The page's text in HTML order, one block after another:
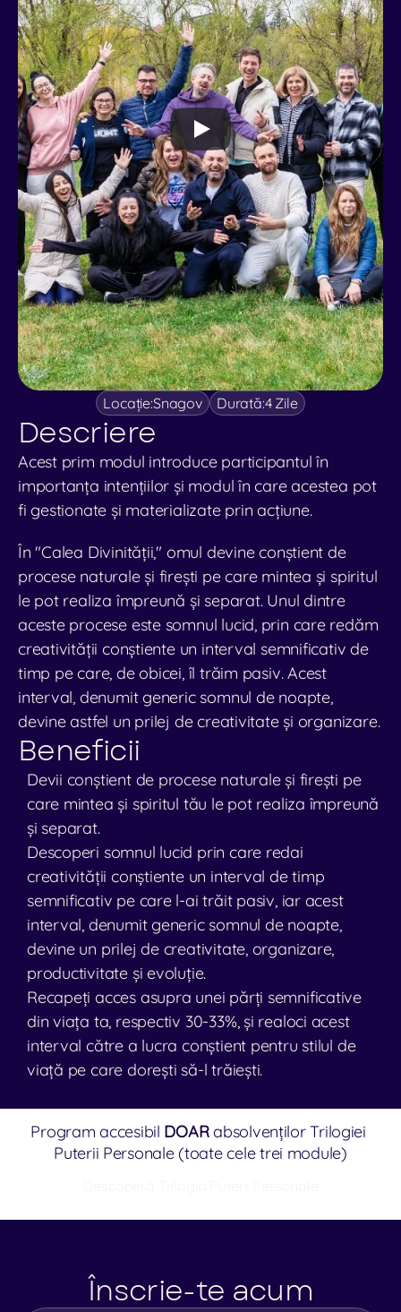
Contact
Shop
Spiritonomics
Spiritonomics
Locație:Snagov Durată:4 Zile
Descriere
Acest prim modul introduce participantul în
importanța intențiilor și modul în care acestea pot
fi gestionate și materializate prin acțiune.
În "Calea Divinității," omul devine conștient de
procese naturale și firești pe care mintea și spiritul
le pot realiza împreună și separat. Unul dintre
aceste procese este somnul lucid, prin care redăm
creativității conștiente un interval semnificativ de
timp pe care, de obicei, îl trăim pasiv. Acest
interval, denumit generic somnul de noapte,
devine astfel un prilej de creativitate și organizare.
Beneficii
Devii conștient de procese naturale și firești pe
care mintea și spiritul tău le pot realiza împreună
și separat.
Descoperi somnul lucid prin care redai
creativității conștiente un interval de timp
semnificativ pe care l-ai trăit pasiv, iar acest
interval, denumit generic somnul de noapte,
devine un prilej de creativitate, organizare,
productivitate și evoluție.
Recapeți acces asupra unei părți semnificative
din viața ta, respectiv 30-33%, și realoci acest
interval către a lucra conștient pentru stilul de
viață pe care dorești să-l trăiești.
Program accesibil DOAR absolvenților Trilogiei
Puterii Personale (toate cele trei module)
Înscrie-te acum